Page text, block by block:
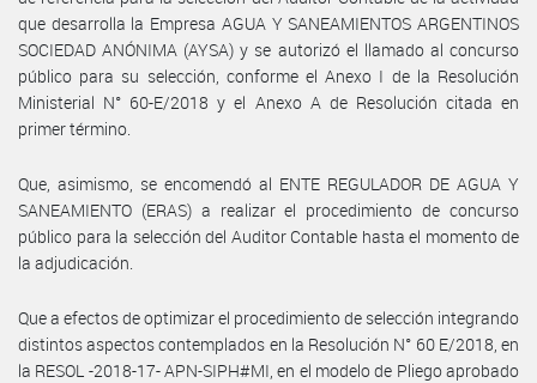
que desarrolla la Empresa AGUA Y SANEAMIENTOS ARGENTINOS
SOCIEDAD ANÓNIMA (AYSA) y se autorizó el llamado al concurso
público para su selección, conforme el Anexo I de la Resolución
Ministerial N° 60-E/2018 y el Anexo A de Resolución citada en
primer término.
Que, asimismo, se encomendó al ENTE REGULADOR DE AGUA Y
SANEAMIENTO (ERAS) a realizar el procedimiento de concurso
público para la selección del Auditor Contable hasta el momento de
la adjudicación.
Que a efectos de optimizar el procedimiento de selección integrando
distintos aspectos contemplados en la Resolución N° 60 E/2018, en
la RESOL -2018-17- APN-SIPH#MI, en el modelo de Pliego aprobado